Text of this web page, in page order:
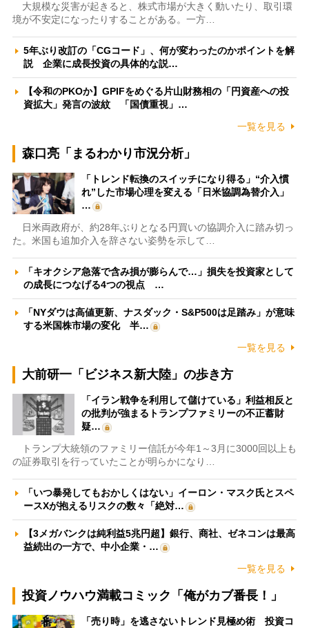
大規模な災害が起きると、株式市場が大きく動いたり、取引環
境が不安定になったりすることがある。一方…
5年ぶり改訂の「CGコード」、何が変わったのかポイントを解
説 企業に成長投資の具体的な説…
【令和のPKOか】GPIFをめぐる片山財務相の「円資産への投
資拡大」発言の波紋 「国債重視」…
一覧を見る
森口亮「まるわかり市況分析」
「トレンド転換のスイッチになり得る」“介入慣
れ”した市場心理を変える「日米協調為替介入」
…
日米両政府が、約28年ぶりとなる円買いの協調介入に踏み切っ
た。米国も追加介入を辞さない姿勢を示して…
「キオクシア急落で含み損が膨らんで…」損失を投資家として
の成長につなげる4つの視点 …
「NYダウは高値更新、ナスダック・S&P500は足踏み」が意味
する米国株市場の変化 半…
一覧を見る
大前研一「ビジネス新大陸」の歩き方
「イラン戦争を利用して儲けている」利益相反と
の批判が強まるトランプファミリーの不正蓄財
疑…
トランプ大統領のファミリー信託が今年1～3月に3000回以上も
の証券取引を行っていたことが明らかになり…
「いつ暴発してもおかしくはない」イーロン・マスク氏とスペ
ースXが抱えるリスクの数々「絶対…
【3メガバンクは純利益5兆円超】銀行、商社、ゼネコンは最高
益続出の一方で、中小企業・…
一覧を見る
投資ノウハウ満載コミック「俺がカブ番長！」
「売り時」を逃さないトレンド見極め術 投資コ